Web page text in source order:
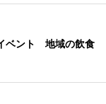
ベント 地域の飲食